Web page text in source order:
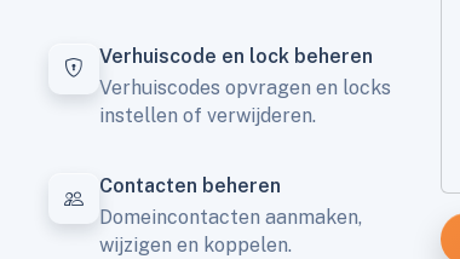
Verhuiscode en lock beheren
Verhuiscodes opvragen en locks
instellen of verwijderen.
Contacten beheren
Domeincontacten aanmaken,
wijzigen en koppelen.